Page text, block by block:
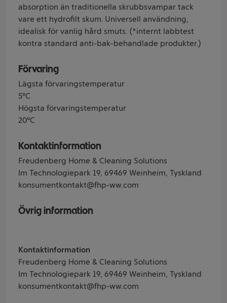
absorption än traditionella skrubbsvampar tack
vare ett hydrofilt skum. Universell användning,
idealisk för vanlig hård smuts. (*internt labbtest
kontra standard anti-bak-behandlade produkter.)
Förvaring
Lägsta förvaringstemperatur
5°C
Högsta förvaringstemperatur
20°C
Kontaktinformation
Freudenberg Home & Cleaning Solutions
Im Technologiepark 19, 69469 Weinheim, Tyskland
konsumentkontakt@fhp-ww.com
Övrig information
Kontaktinformation
Freudenberg Home & Cleaning Solutions
Im Technologiepark 19, 69469 Weinheim, Tyskland
konsumentkontakt@fhp-ww.com